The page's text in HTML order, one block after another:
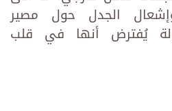
الجدل حول مصير
يُفترض أنها في قلب